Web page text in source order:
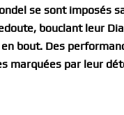
se sont imposés
bouclant leur
bout. Des
marquées par leur